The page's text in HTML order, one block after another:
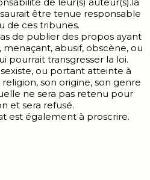
de leur(s) auteur(s).la
être tenue responsable
de ces tribunes.
de publier des propos ayant
abusif, obscène, ou
pourrait transgresser la loi.
ou portant atteinte à
son origine, son genre
ne sera pas retenu pour
et sera refusé.
est également à proscrire.